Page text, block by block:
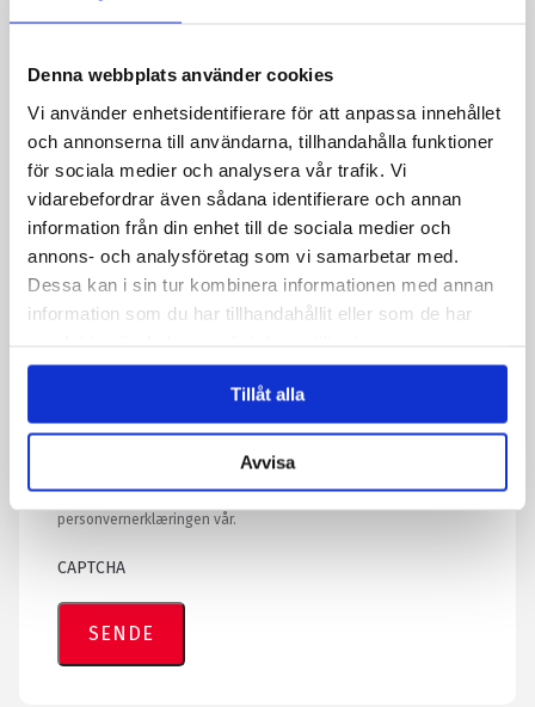
Denna webbplats använder cookies
Vi använder enhetsidentifierare för att anpassa innehållet
och annonserna till användarna, tillhandahålla funktioner
för sociala medier och analysera vår trafik. Vi
vidarebefordrar även sådana identifierare och annan
information från din enhet till de sociala medier och
annons- och analysföretag som vi samarbetar med.
Dessa kan i sin tur kombinera informationen med annan
information som du har tillhandahållit eller som de har
Tillåt alla
Avvisa
Melding
Ved å sende skjemaet godtar du at vi lagrer informasjon om deg.
Les mer om hvordan vi behandler personopplysningene dine i
personvernerklæringen vår.
CAPTCHA